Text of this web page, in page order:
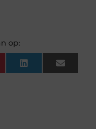
op:
LinkedInEmail